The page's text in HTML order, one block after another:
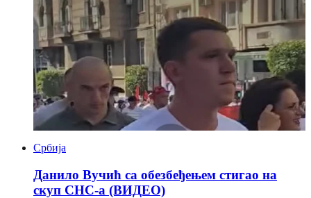
Србија
Данило Вучић са обезбеђењем стигао на
скуп СНС-а (ВИДЕО)